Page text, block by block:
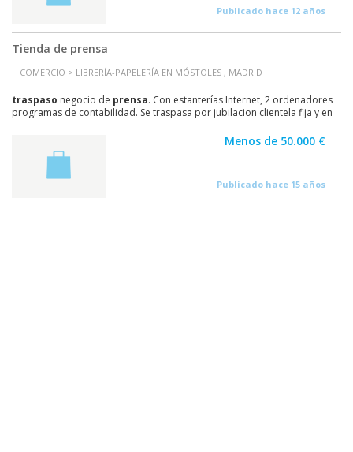
Publicado hace 12 años
Tienda de prensa
COMERCIO > LIBRERÍA-PAPELERÍA EN MÓSTOLES , MADRID
traspaso negocio de prensa. Con estanterías Internet, 2 ordenadores
programas de contabilidad. Se traspasa por jubilacion clientela fija y en
Menos de 50.000 €
Publicado hace 15 años